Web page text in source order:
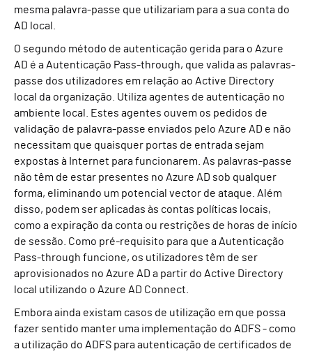
mesma palavra-passe que utilizariam para a sua conta do
AD local.
O segundo método de autenticação gerida para o Azure
AD é a Autenticação Pass-through, que valida as palavras-
passe dos utilizadores em relação ao Active Directory
local da organização. Utiliza agentes de autenticação no
ambiente local. Estes agentes ouvem os pedidos de
validação de palavra-passe enviados pelo Azure AD e não
necessitam que quaisquer portas de entrada sejam
expostas à Internet para funcionarem. As palavras-passe
não têm de estar presentes no Azure AD sob qualquer
forma, eliminando um potencial vector de ataque. Além
disso, podem ser aplicadas às contas políticas locais,
como a expiração da conta ou restrições de horas de início
de sessão. Como pré-requisito para que a Autenticação
Pass-through funcione, os utilizadores têm de ser
aprovisionados no Azure AD a partir do Active Directory
local utilizando o Azure AD Connect.
Embora ainda existam casos de utilização em que possa
fazer sentido manter uma implementação do ADFS - como
a utilização do ADFS para autenticação de certificados de